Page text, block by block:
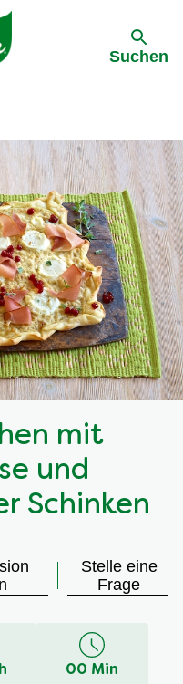
Suchen
mit
und
Schinken
Stelle eine
Frage
00 Min